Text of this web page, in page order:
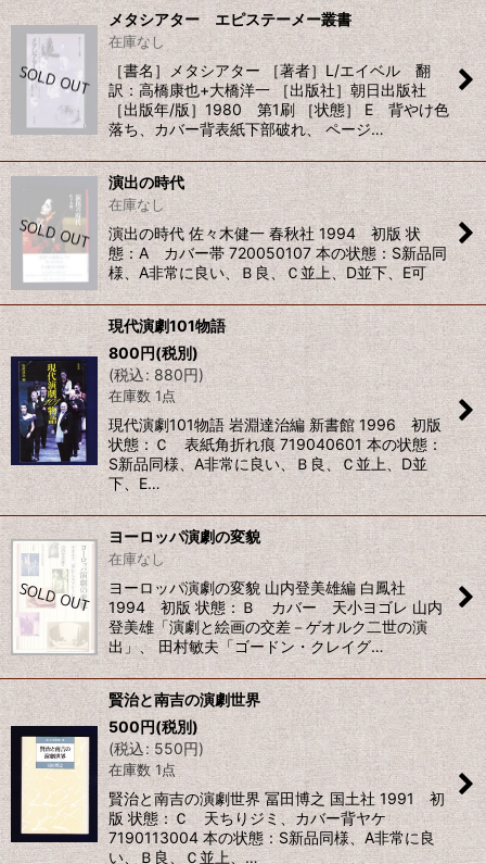
メタシアター エピステーメー叢書
在庫なし
［書名］メタシアター ［著者］L/エイベル 翻
訳：高橋康也+大橋洋一 ［出版社］朝日出版社
［出版年/版］1980 第1刷 ［状態］ E 背やけ色
落ち、カバー背表紙下部破れ、 ページ…
演出の時代
在庫なし
演出の時代 佐々木健一 春秋社 1994 初版 状
態：A カバー帯 720050107 本の状態：S新品同
様、A非常に良い、Ｂ良、Ｃ並上、D並下、E可
現代演劇101物語
800円(税別)
(税込: 880円)
在庫数 1点
現代演劇101物語 岩淵達治編 新書館 1996 初版
状態：Ｃ 表紙角折れ痕 719040601 本の状態：
S新品同様、A非常に良い、Ｂ良、Ｃ並上、D並
下、E…
ヨーロッパ演劇の変貌
在庫なし
ヨーロッパ演劇の変貌 山内登美雄編 白鳳社
1994 初版 状態：Ｂ カバー 天小ヨゴレ 山内
登美雄「演劇と絵画の交差－ゲオルク二世の演
出」、 田村敏夫「ゴードン・クレイグ…
賢治と南吉の演劇世界
500円(税別)
(税込: 550円)
在庫数 1点
賢治と南吉の演劇世界 冨田博之 国土社 1991 初
版 状態：Ｃ 天ちりジミ、カバー背ヤケ
7190113004 本の状態：S新品同様、A非常に良
い、Ｂ良、Ｃ並上、…